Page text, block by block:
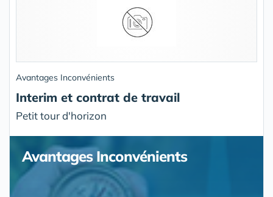
Avantages Inconvénients
Interim et contrat de travail
Petit tour d'horizon
Avantages Inconvénients